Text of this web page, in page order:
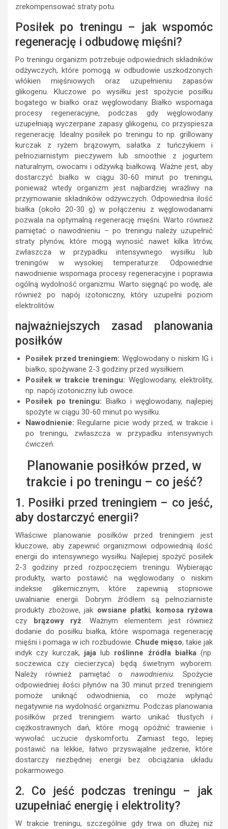
zrekompensować straty potu.
Posiłek po treningu – jak wspomóc
regenerację i odbudowę mięśni?
Po treningu organizm potrzebuje odpowiednich składników
odżywczych, które pomogą w odbudowie uszkodzonych
włókien mięśniowych oraz uzupełnieniu zapasów
glikogenu. Kluczowe po wysiłku jest spożycie posiłku
bogatego w białko oraz węglowodany. Białko wspomaga
procesy regeneracyjne, podczas gdy węglowodany
uzupełniają wyczerpane zapasy glikogenu, co przyspiesza
regenerację. Idealny posiłek po treningu to np. grillowany
kurczak z ryżem brązowym, sałatka z tuńczykiem i
pełnoziarnistym pieczywem lub smoothie z jogurtem
naturalnym, owocami i odżywką białkową. Ważne jest, aby
dostarczyć białko w ciągu 30-60 minut po treningu,
ponieważ wtedy organizm jest najbardziej wrażliwy na
przyjmowanie składników odżywczych. Odpowiednia ilość
białka (około 20-30 g) w połączeniu z węglowodanami
pozwala na optymalną regenerację mięśni. Warto również
pamiętać o nawodnieniu – po treningu należy uzupełnić
straty płynów, które mogą wynosić nawet kilka litrów,
zwłaszcza w przypadku intensywnego wysiłku lub
treningów w wysokiej temperaturze. Odpowiednie
nawodnienie wspomaga procesy regeneracyjne i poprawia
ogólną wydolność organizmu. Warto sięgnąć po wodę, ale
również po napój izotoniczny, który uzupełni poziom
elektrolitów.
najważniejszych zasad planowania
posiłków
Posiłek przed treningiem: Węglowodany o niskim IG i
białko, spożywane 2-3 godziny przed wysiłkiem.
Posiłek w trakcie treningu: Węglowodany, elektrolity,
np. napój izotoniczny lub owoce.
Posiłek po treningu: Białko i węglowodany, najlepiej
spożyte w ciągu 30-60 minut po wysiłku.
Nawodnienie: Regularne picie wody przed, w trakcie i
po treningu, zwłaszcza w przypadku intensywnych
ćwiczeń.
Planowanie posiłków przed, w
trakcie i po treningu – co jeść?
1. Posiłki przed treningiem – co jeść,
aby dostarczyć energii?
Właściwe planowanie posiłków przed treningiem jest
kluczowe, aby zapewnić organizmowi odpowiednią ilość
energii do intensywnego wysiłku. Najlepiej spożyć posiłek
2-3 godziny przed rozpoczęciem treningu. Wybierając
produkty, warto postawić na węglowodany o niskim
indeksie glikemicznym, które zapewnią stopniowe
uwalnianie energii. Dobrym źródłem są pełnoziarniste
produkty zbożowe, jak owsiane płatki,
komosa ryżowa
czy
brązowy ryż. Ważnym elementem jest również
dodanie do posiłku białka, które wspomaga regenerację
mięśni i pomaga w ich rozbudowie. Chude mięso, takie jak
indyk czy kurczak, jajalub roślinne źródła białka(np.
soczewica czy ciecierzyca) będą świetnym wyborem.
Należy również pamiętać onawodnieniu. Spożycie
odpowiedniej ilości płynów na 30 minut przed treningiem
pomoże uniknąć odwodnienia, co może wpłynąć
negatywnie na wydolność organizmu. Podczas planowania
posiłków przed treningiem warto unikać tłustych i
ciężkostrawnych dań, które mogą opóźnić trawienie i
wywołać uczucie dyskomfortu. Zamiast tego, lepiej
postawić na lekkie, łatwo przyswajalne jedzenie, które
dostarczy niezbędnej energii bez obciążania układu
pokarmowego.
2. Co jeść podczas treningu – jak
uzupełniać energię i elektrolity?
W trakcie treningu, szczególnie gdy trwa on dłużej niż